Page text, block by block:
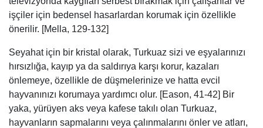
işçiler için bedensel hasarlardan korumak için özellikle
önerilir. [Mella, 129-132]
Seyahat için bir kristal olarak, Turkuaz sizi ve eşyalarınızı
hırsızlığa, kayıp ya da saldırıya karşı korur, kazaları
önlemeye, özellikle de düşmelerinize ve hatta evcil
hayvanınızı korumaya yardımcı olur. [Eason, 41-42] Bir
yaka, yürüyen aks veya kafese takılı olan Turkuaz,
hayvanların sapmalarını veya çalınmalarını önler ve atları,